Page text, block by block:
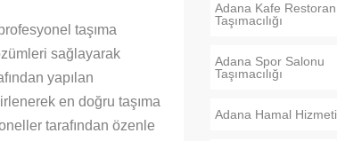
taşıma
sağlayarak
yapılan
en doğru taşıma
tarafından özenle
Adana Kafe Restoran
Taşımacılığı
Adana Spor Salonu
Taşımacılığı
Adana Hamal Hizmeti